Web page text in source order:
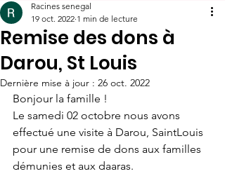
Remise des dons à
Darou, St Louis
Racines senegal
19 oct. 2022 1 min de lecture
Dernière mise à jour : 26 oct. 2022
Bonjour la famille !
Le samedi 02 octobre nous avons
effectué une visite à Darou, SaintLouis
pour une remise de dons aux familles
démunies et aux daaras.